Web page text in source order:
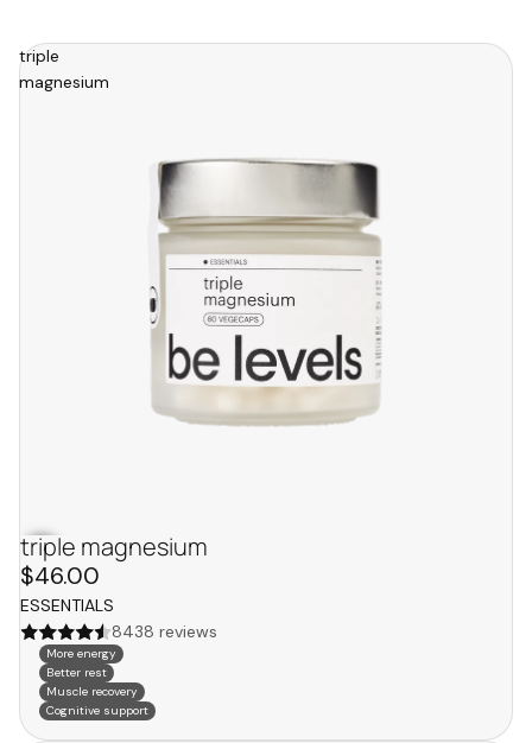
triple
magnesium
bestseller
triple magnesium
$46.00
ESSENTIALS
8438 reviews
More energy
Better rest
Muscle recovery
Cognitive support